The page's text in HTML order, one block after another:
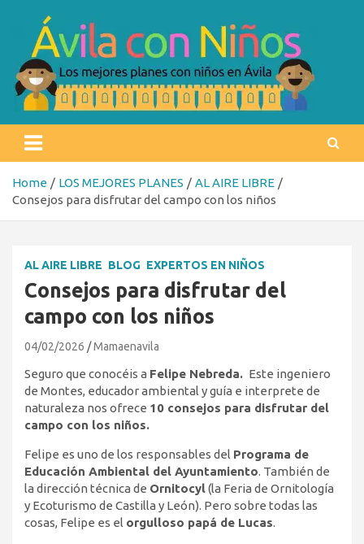
content
Ávila con niños
Home LOS MEJORES PLANES
AL AIRE LIBRE
Consejos para disfrutar del campo con los niños
AL AIRE LIBRE BLOG EXPERTOS EN NIÑOS
Consejos para disfrutar del
campo con los niños
04/02/2026 Mamaenavila
Seguro que conocéis a Felipe Nebreda. Este ingeniero
de Montes, educador ambiental y guía e interprete de
naturaleza nos ofrece 10 consejos para disfrutar del
campo con los niños.
Felipe es uno de los responsables del Programa de
Educación Ambiental del Ayuntamiento. También de
la dirección técnica de Ornitocyl(la Feria de Ornitología
y Ecoturismo de Castilla y León). Pero sobre todas las
cosas, Felipe es el orgulloso papá de Lucas.